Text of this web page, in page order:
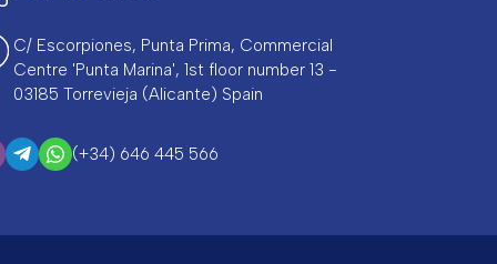
C/ Escorpiones, Punta Prima, Commercial
Centre 'Punta Marina', 1st floor number 13 -
03185 Torrevieja (Alicante) Spain
(+34) 646 445 566